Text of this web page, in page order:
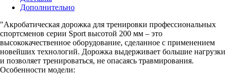
Дополнительно
"Акробатическая дорожка для тренировки профессиональных
спортсменов серии Sport высотой 200 мм – это
высококачественное оборудование, сделанное с применением
новейших технологий. Дорожка выдерживает большие нагрузки
и позволяет тренироваться, не опасаясь травмирования.
Особенности модели: